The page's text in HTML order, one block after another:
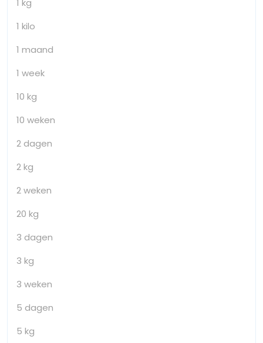
1 kg
1 kilo
1 maand
1 week
10 kg
10 weken
2 dagen
2 kg
2 weken
20 kg
3 dagen
3 kg
3 weken
5 dagen
5 kg